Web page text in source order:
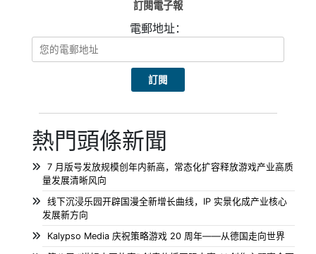
訂閱電子報
電郵地址：
熱門頭條新聞
7 月版号发放规模创年内新高，常态化扩容释放游戏产业高质
量发展清晰风向
线下沉浸乐园开辟国漫全新增长曲线，IP 实景化成产业核心
发展新方向
Kalypso Media 庆祝策略游戏 20 周年——从德国走向世界